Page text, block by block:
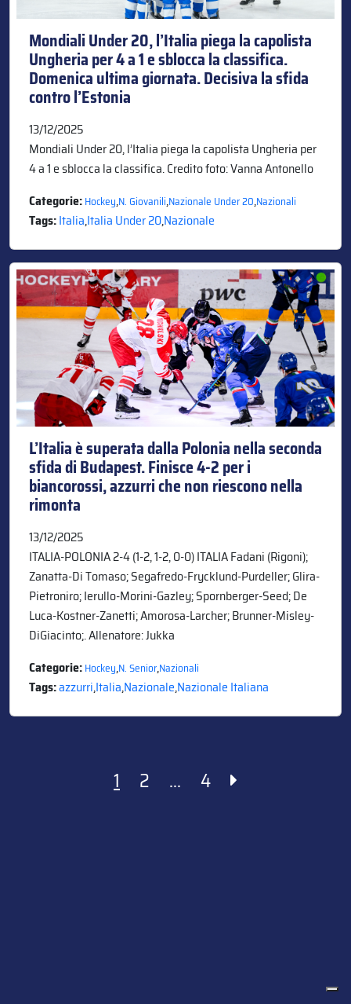
Mondiali Under 20, l’Italia piega la capolista
Ungheria per 4 a 1 e sblocca la classifica.
Domenica ultima giornata. Decisiva la sfida
contro l’Estonia
13/12/2025
Mondiali Under 20, l’Italia piega la capolista Ungheria per
4 a 1 e sblocca la classifica. Credito foto: Vanna Antonello
Categorie:Hockey,N. Giovanili,Nazionale Under 20,Nazionali
Tags:Italia,Italia Under 20,Nazionale
L’Italia è superata dalla Polonia nella seconda
sfida di Budapest. Finisce 4-2 per i
biancorossi, azzurri che non riescono nella
rimonta
13/12/2025
ITALIA-POLONIA 2-4 (1-2, 1-2, 0-0) ITALIA Fadani (Rigoni);
Zanatta-Di Tomaso; Segafredo-Frycklund-Purdeller; Glira-
Pietroniro; Ierullo-Morini-Gazley; Spornberger-Seed; De
Luca-Kostner-Zanetti; Amorosa-Larcher; Brunner-Misley-
DiGiacinto;. Allenatore: Jukka
Categorie:Hockey,N. Senior,Nazionali
Tags:azzurri,Italia,Nazionale,Nazionale Italiana
Paginazione1 2 … 4